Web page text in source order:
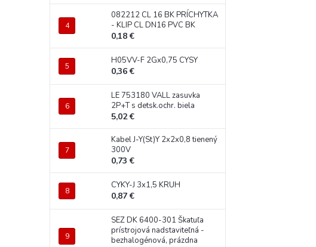
082212 CL 16 BK PRÍCHYTKA
- KLIP CL DN16 PVC BK
0,18 €
H05VV-F 2Gx0,75 CYSY
0,36 €
LE 753180 VALL zasuvka
2P+T s detsk.ochr. biela
5,02 €
Kabel J-Y(St)Y 2x2x0,8 tienený
300V
0,73 €
CYKY-J 3x1,5 KRUH
0,87 €
SEZ DK 6400-301 Škatuľa
prístrojová nadstaviteľná -
bezhalogénová, prázdna